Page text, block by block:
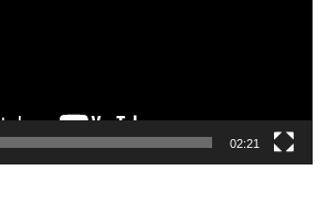
02:21